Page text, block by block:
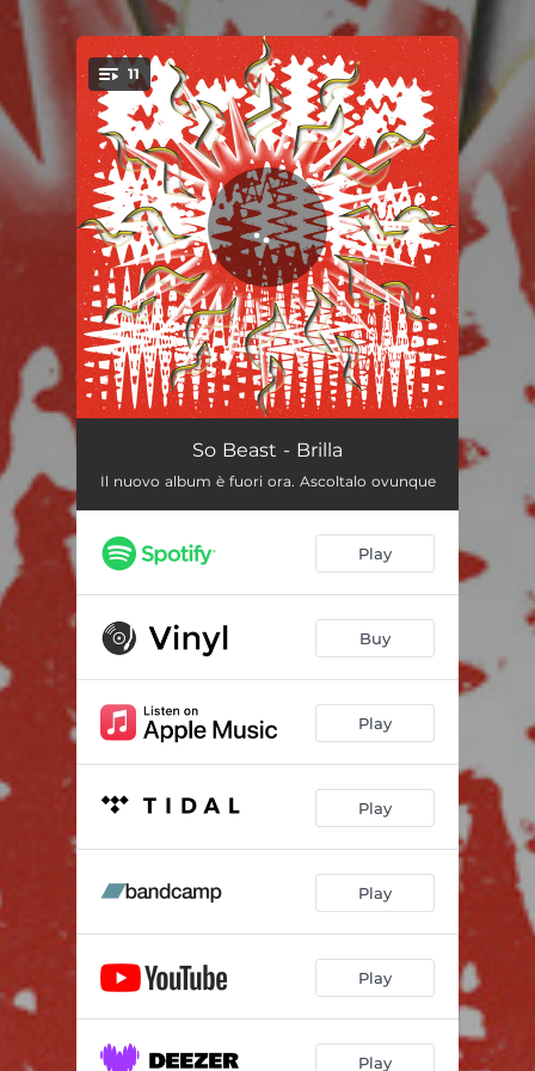
You're all set!
11
Screenlight 04:08
Eyes of the Satellite 03:06
AIR 04:40
SHINE 03:28
Walkhigh 03:54
03:52
04:22
04:27
So Beast - Brilla
Il nuovo album è fuori ora. Ascoltalo ovunque
Play
Buy
Play
Play
Play
Play
Play